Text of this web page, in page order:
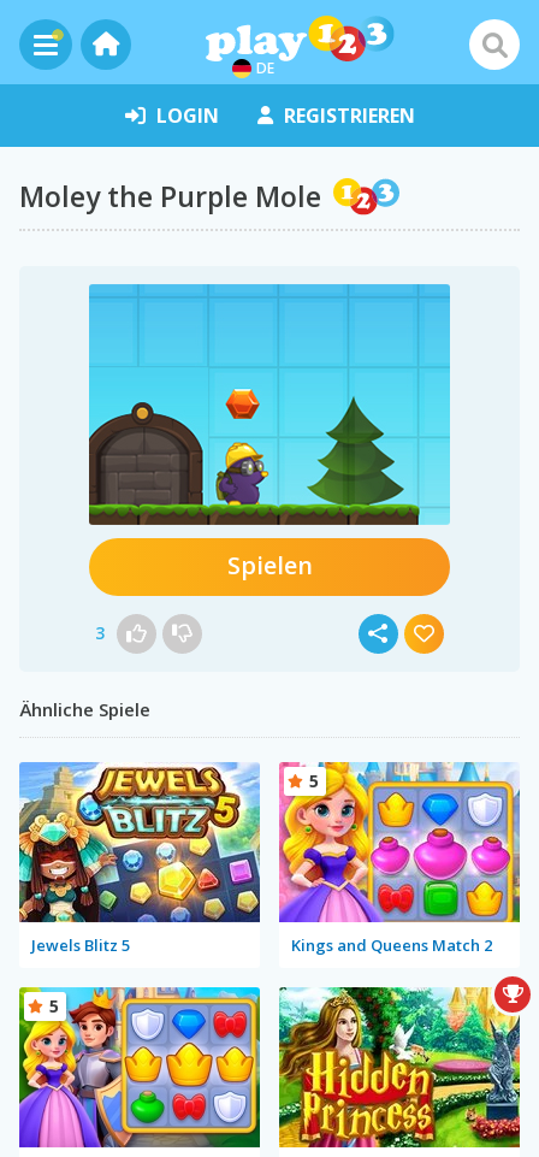
DE
LOGIN REGISTRIEREN
Moley the Purple Mole
Spielen
3
Ähnliche Spiele
Jewels Blitz 5 Kings and Queens Match 2
5
5